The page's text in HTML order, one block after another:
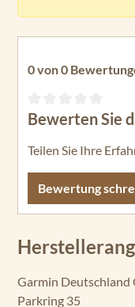
0 von 0
Durchschnittliche
Bewerten Sie
Teilen Sie Ihre
Bewertung
Garmin Deutschland
Parkring 35